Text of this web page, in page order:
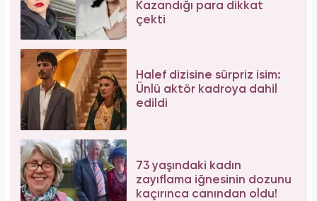
Kazandığı para dikkat
çekti
Halef dizisine sürpriz isim:
Ünlü aktör kadroya dahil
edildi
73 yaşındaki kadın
zayıflama iğnesinin dozunu
kaçırınca canından oldu!